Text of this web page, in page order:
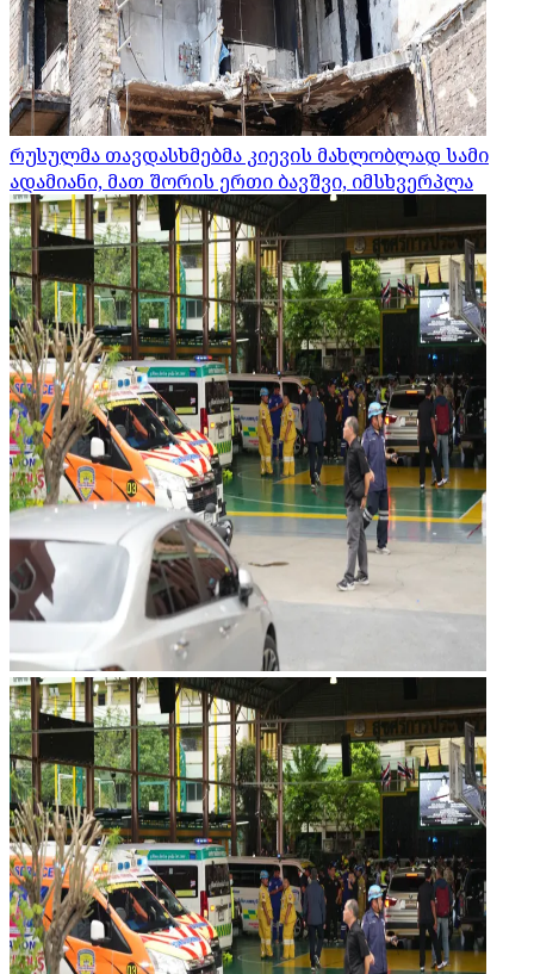
რუსულმა თავდასხმებმა კიევის მახლობლად სამი
ადამიანი, მათ შორის ერთი ბავშვი, იმსხვერპლა